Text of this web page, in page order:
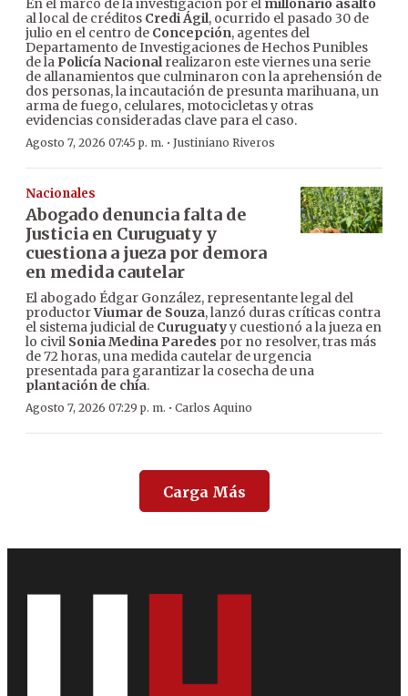
En el marco de la investigación por el millonario asalto
al local de créditos Credi Ágil, ocurrido el pasado 30 de
julio en el centro de Concepción, agentes del
Departamento de Investigaciones de Hechos Punibles
de la Policía Nacionalrealizaron este viernes una serie
de allanamientos que culminaron con la aprehensión de
dos personas, la incautación de presunta marihuana, un
arma de fuego, celulares, motocicletas y otras
evidencias consideradas clave para el caso.
Agosto 7, 2026 07:45 p. m. · Justiniano Riveros
Nacionales
Abogado denuncia falta de
Justicia en Curuguaty y
cuestiona a jueza por demora
en medida cautelar
El abogado Édgar González, representante legal del
productorViumar de Souza, lanzó duras críticas contra
el sistema judicial de Curuguatyy cuestionó a la jueza en
lo civil Sonia Medina Paredes por no resolver, tras más
de 72 horas, una medida cautelar de urgencia
presentada para garantizar la cosecha de una
plantación de chía.
Agosto 7, 2026 07:29 p. m. · Carlos Aquino
Carga Más